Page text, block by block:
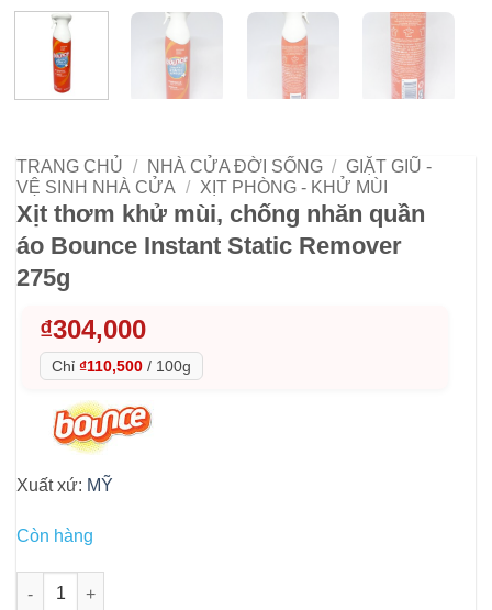
TRANG CHỦ / NHÀ CỬA ĐỜI SỐNG / GIẶT GIŨ -
VỆ SINH NHÀ CỬA / XỊT PHÒNG - KHỬ MÙI
Xịt thơm khử mùi, chống nhăn quần
áo Bounce Instant Static Remover
275g
₫304,000
Chỉ ₫110,500 / 100g
Xuất xứ: MỸ
Còn hàng
Xịt thơm khử mùi, chống nhăn quần áo Bounce Instant Static